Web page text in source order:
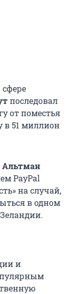
последовал
от поместья
в 51 миллион
Альтман
PayPal
на случай,
в одном
и